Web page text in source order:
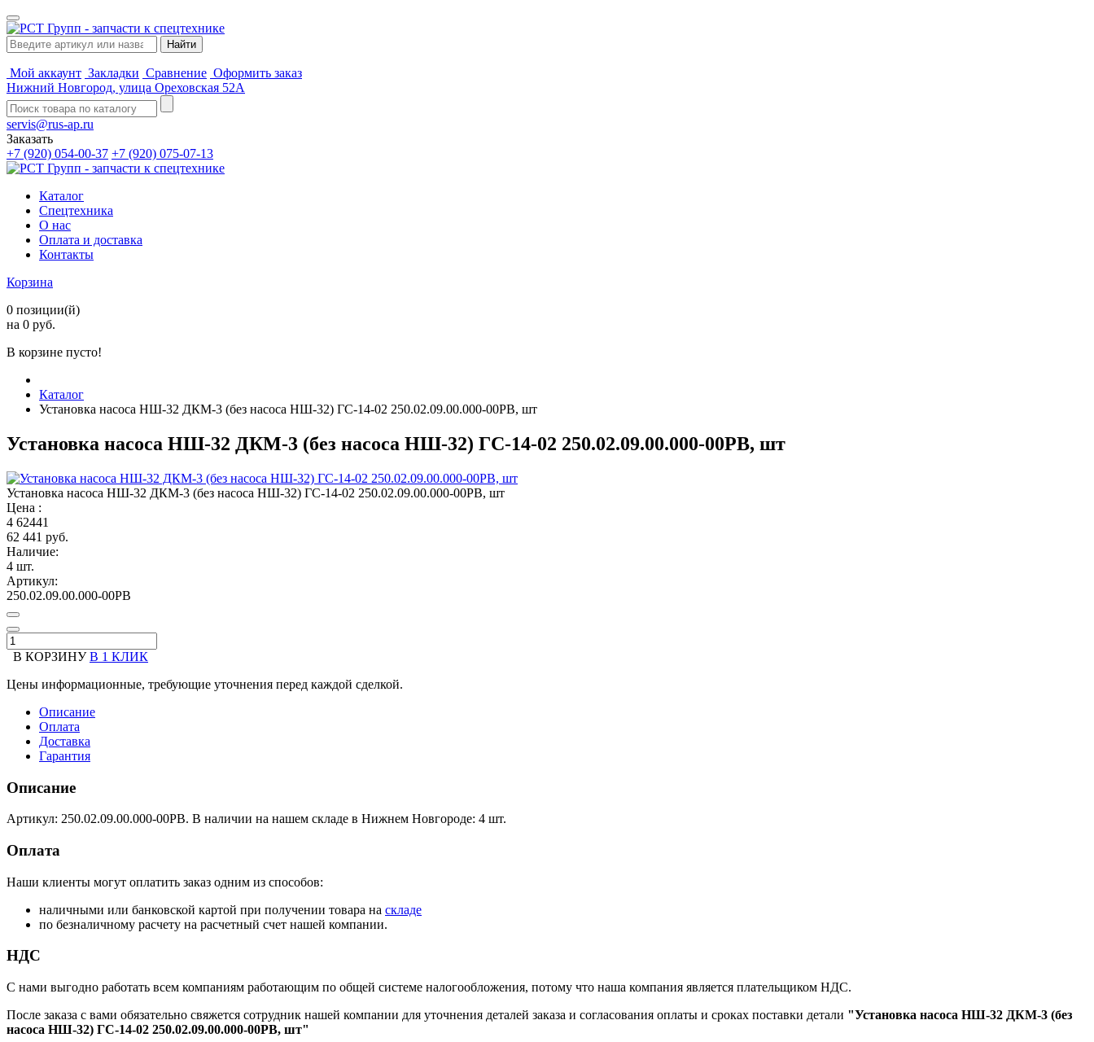
Мой аккаунт Закладки Сравнение Оформить заказ
Нижний Новгород, улица Ореховская 52А
servis@rus-ap.ru
Заказать
+7 (920) 054-00-37 +7 (920) 075-07-13
Каталог
Спецтехника
О нас
Оплата и доставка
Контакты
Корзина
0 позиции(й)
на 0 руб.
В корзине пусто!
Каталог
Установка насоса НШ-32 ДКМ-3 (без насоса НШ-32) ГС-14-02 250.02.09.00.000-00РВ, шт
Установка насоса НШ-32 ДКМ-3 (без насоса НШ-32) ГС-14-02 250.02.09.00.000-00РВ, шт
Установка насоса НШ-32 ДКМ-3 (без насоса НШ-32) ГС-14-02 250.02.09.00.000-00РВ, шт
Цена :
4 62441
62 441 руб.
Наличие:
4 шт.
Артикул:
250.02.09.00.000-00РВ
В КОРЗИНУ В 1 КЛИК
Цены информационные, требующие уточнения перед каждой сделкой.
Описание
Оплата
Доставка
Гарантия
Описание
Артикул: 250.02.09.00.000-00РВ. В наличии на нашем складе в Нижнем Новгороде: 4 шт.
Оплата
Наши клиенты могут оплатить заказ одним из способов:
наличными или банковской картой при получении товара на складе
по безналичному расчету на расчетный счет нашей компании.
НДС
С нами выгодно работать всем компаниям работающим по общей системе налогообложения, потому что наша компания является плательщиком НДС.
После заказа с вами обязательно свяжется сотрудник нашей компании для уточнения деталей заказа и согласования оплаты и сроках поставки детали "Установка насоса НШ-32 ДКМ-3 (без
насоса НШ-32) ГС-14-02 250.02.09.00.000-00РВ, шт"